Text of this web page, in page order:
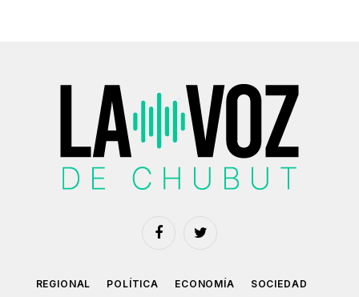
FacebookTwitter
REGIONAL POLÍTICA ECONOMÍA SOCIEDAD